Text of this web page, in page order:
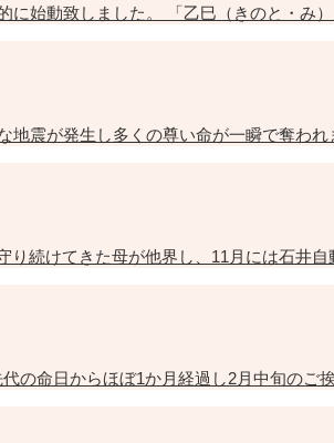
に始動致しました。 「乙巳（きのと・み
地震が発生し多くの尊い命が一瞬で奪わ
り続けてきた母が他界し、11月には石井
の命日からほぼ1か月経過し2月中旬のご